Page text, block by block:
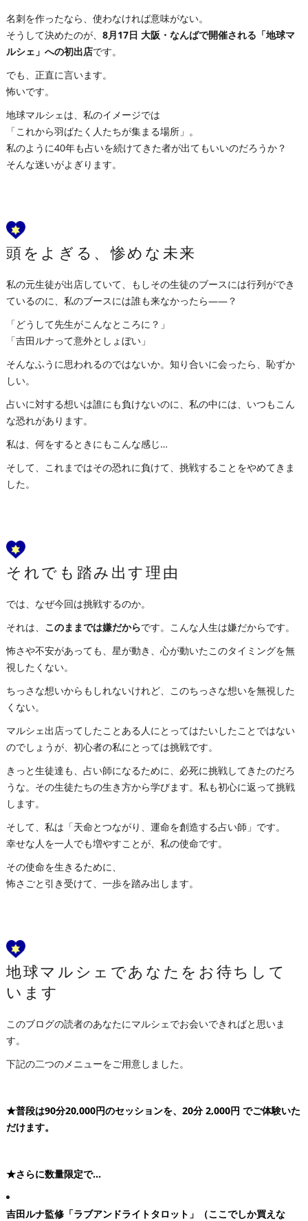
名刺を作ったなら、使わなければ意味がない。
そうして決めたのが、 8月17日 大阪・なんばで開催される「地球マ
ルシェ」への初出店です。
でも、正直に言います。
怖いです。
地球マルシェは、私のイメージでは
「これから羽ばたく人たちが集まる場所」。
私のように40年も占いを続けてきた者が出てもいいのだろうか？
そんな迷いがよぎります。
頭をよぎる、惨めな未来
私の元生徒が出店していて、もしその生徒のブースには行列ができ
ているのに、私のブースには誰も来なかったら――？
「どうして先生がこんなところに？」
「吉田ルナって意外としょぼい」
そんなふうに思われるのではないか。知り合いに会ったら、恥ずか
しい。
占いに対する想いは誰にも負けないのに、私の中には、いつもこん
な恐れがあります。
私は、何をするときにもこんな感じ…
そして、これまではその恐れに負けて、挑戦することをやめてきま
した。
それでも踏み出す理由
では、なぜ今回は挑戦するのか。
それは、 このままでは嫌だからです。こんな人生は嫌だからです。
怖さや不安があっても、星が動き、心が動いたこのタイミングを無
視したくない。
ちっさな想いからもしれないけれど、このちっさな想いを無視した
くない。
マルシェ出店ってしたことある人にとってはたいしたことではない
のでしょうが、初心者の私にとっては挑戦です。
きっと生徒達も、占い師になるために、必死に挑戦してきたのだろ
うな。その生徒たちの生き方から学びます。私も初心に返って挑戦
します。
そして、私は「天命とつながり、運命を創造する占い師」です。
幸せな人を一人でも増やすことが、私の使命です。
その使命を生きるために、
怖さごと引き受けて、一歩を踏み出します。
地球マルシェであなたをお待ちして
います
このブログの読者のあなたにマルシェでお会いできればと思いま
す。
下記の二つのメニューをご用意しました。
★普段は90分20,000円のセッションを、 20分 2,000円 でご体験いた
だけます。
★さらに数量限定で…
吉田ルナ監修「ラブアンドライトタロット」（ここでしか買えな